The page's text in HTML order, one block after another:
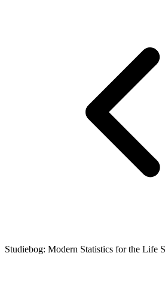
Studiebog: Modern Statistics for the Life